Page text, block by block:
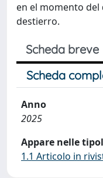
en el momento
destierro.
Scheda breve
Scheda
Anno
2025
Appare nelle
1.1 Articolo in